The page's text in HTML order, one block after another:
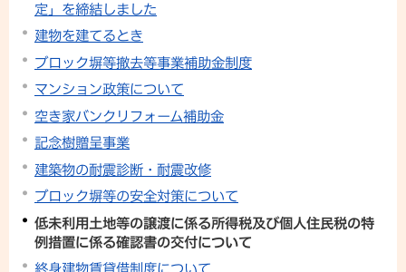
定」を締結しました
建物を建てるとき
ブロック塀等撤去等事業補助金制度
マンション政策について
空き家バンクリフォーム補助金
記念樹贈呈事業
建築物の耐震診断・耐震改修
ブロック塀等の安全対策について
低未利用土地等の譲渡に係る所得税及び個人住民税の特
例措置に係る確認書の交付について
終身建物賃貸借制度について